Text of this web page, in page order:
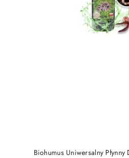
Biohumus Uniwersalny